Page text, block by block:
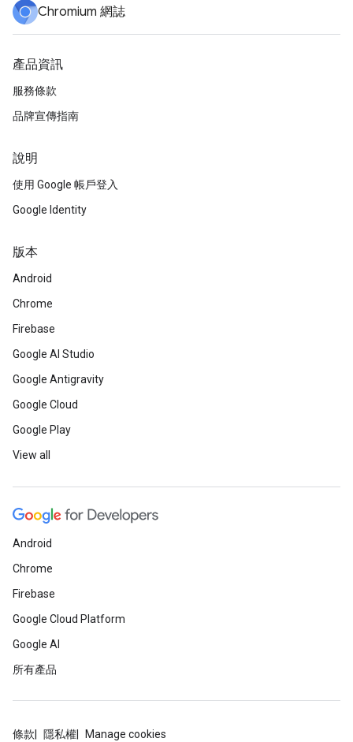
Chromium 網誌
產品資訊
服務條款
品牌宣傳指南
說明
使用 Google 帳戶登入
Google Identity
版本
Android
Chrome
Firebase
Google AI Studio
Google Antigravity
Google Cloud
Google Play
View all
Android
Chrome
Firebase
Google Cloud Platform
Google AI
所有產品
條款 隱私權 Manage cookies